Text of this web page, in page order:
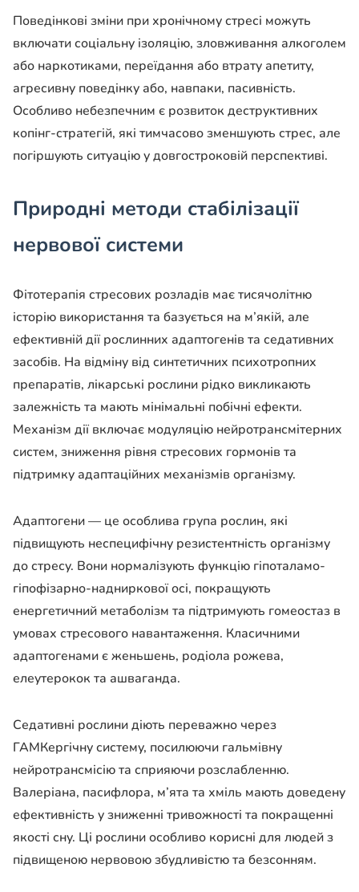
Поведінкові зміни при хронічному стресі можуть
включати соціальну ізоляцію, зловживання алкоголем
або наркотиками, переїдання або втрату апетиту,
агресивну поведінку або, навпаки, пасивність.
Особливо небезпечним є розвиток деструктивних
копінг-стратегій, які тимчасово зменшують стрес, але
погіршують ситуацію у довгостроковій перспективі.
Природні методи стабілізації
нервової системи
Фітотерапія стресових розладів має тисячолітню
історію використання та базується на м’якій, але
ефективній дії рослинних адаптогенів та седативних
засобів. На відміну від синтетичних психотропних
препаратів, лікарські рослини рідко викликають
залежність та мають мінімальні побічні ефекти.
Механізм дії включає модуляцію нейротрансмітерних
систем, зниження рівня стресових гормонів та
підтримку адаптаційних механізмів організму.
Адаптогени — це особлива група рослин, які
підвищують неспецифічну резистентність організму
до стресу. Вони нормалізують функцію гіпоталамо-
гіпофізарно-надниркової осі, покращують
енергетичний метаболізм та підтримують гомеостаз в
умовах стресового навантаження. Класичними
адаптогенами є женьшень, родіола рожева,
елеутерокок та ашваганда.
Седативні рослини діють переважно через
ГАМКергічну систему, посилюючи гальмівну
нейротрансмісію та сприяючи розслабленню.
Валеріана, пасифлора, м’ята та хміль мають доведену
ефективність у зниженні тривожності та покращенні
якості сну. Ці рослини особливо корисні для людей з
підвищеною нервовою збудливістю та безсонням.